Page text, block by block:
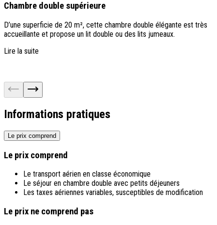
Chambre double supérieure
D’une superficie de 20 m², cette chambre double élégante est très
accueillante et propose un lit double ou des lits jumeaux.
Lire la suite
Informations pratiques
Le prix comprend
Le prix comprend
Le transport aérien en classe économique
Le séjour en chambre double avec petits déjeuners
Les taxes aériennes variables, susceptibles de modification
Le prix ne comprend pas